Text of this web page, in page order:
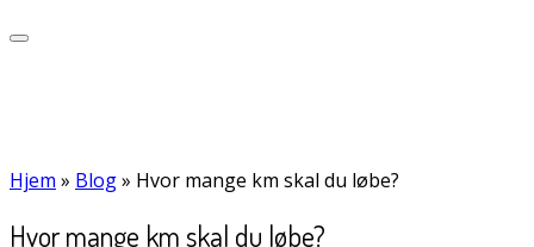
Hjem » Blog» Hvor mange km skal du løbe?
Hvor mange km skal du løbe?